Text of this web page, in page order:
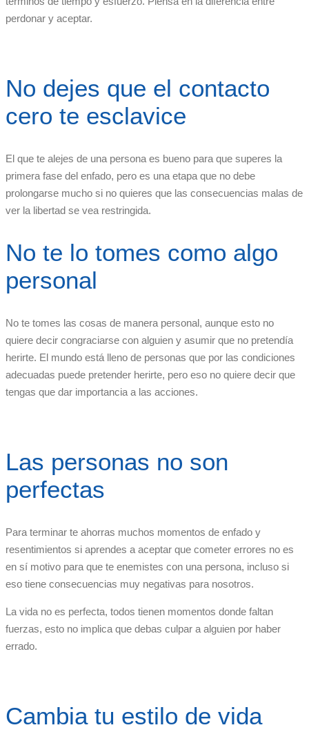
perdonar y aceptar.
No dejes que el contacto
cero te esclavice
El que te alejes de una persona es bueno para que superes la
primera fase del enfado, pero es una etapa que no debe
prolongarse mucho si no quieres que las consecuencias malas de
ver la libertad se vea restringida.
No te lo tomes como algo
personal
No te tomes las cosas de manera personal, aunque esto no
quiere decir congraciarse con alguien y asumir que no pretendía
herirte. El mundo está lleno de personas que por las condiciones
adecuadas puede pretender herirte, pero eso no quiere decir que
tengas que dar importancia a las acciones.
Las personas no son
perfectas
Para terminar te ahorras muchos momentos de enfado y
resentimientos si aprendes a aceptar que cometer errores no es
en sí motivo para que te enemistes con una persona, incluso si
eso tiene consecuencias muy negativas para nosotros.
La vida no es perfecta, todos tienen momentos donde faltan
fuerzas, esto no implica que debas culpar a alguien por haber
errado.
Cambia tu estilo de vida